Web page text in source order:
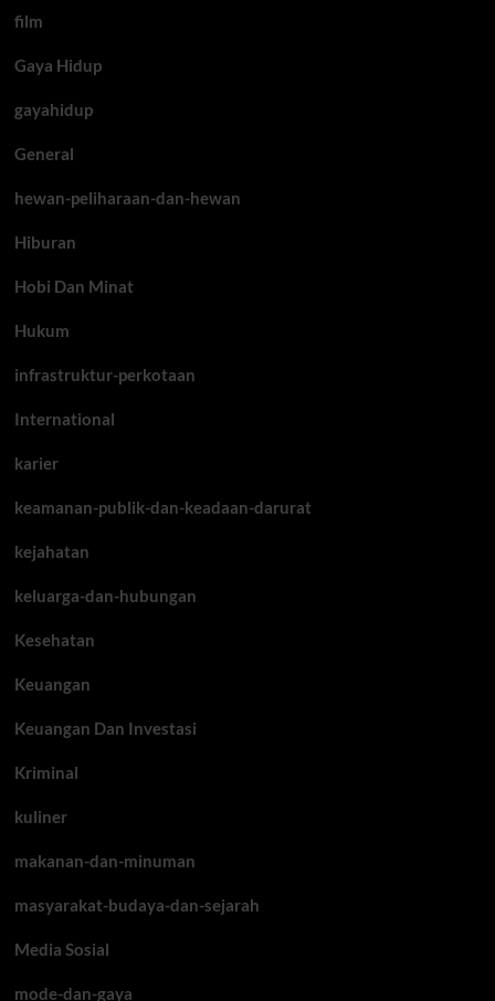
film
Gaya Hidup
gayahidup
General
hewan-peliharaan-dan-hewan
Hiburan
Hobi Dan Minat
Hukum
infrastruktur-perkotaan
International
karier
keamanan-publik-dan-keadaan-darurat
kejahatan
keluarga-dan-hubungan
Kesehatan
Keuangan
Keuangan Dan Investasi
Kriminal
kuliner
makanan-dan-minuman
masyarakat-budaya-dan-sejarah
Media Sosial
mode-dan-gaya